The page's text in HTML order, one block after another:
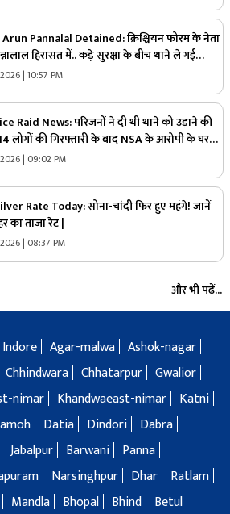
Pannalal Detained: क्रिश्चियन फोरम के नेता
हिरासत में.. कड़े सुरक्षा के बीच थाने ले गई
क्या है आरोप
| 10:57 PM
Raid News: परिजनों ने दी थी थाने को उड़ाने की
लोगों की गिरफ्तारी के बाद NSA के आरोपी के घर
छापा, जांच में मिली ये चौंकाने वाली चीज
| 09:02 PM
Rate Today: सोना-चांदी फिर हुए महंगे! जानें
का ताजा रेट |
| 08:37 PM
और भी पढ़ें...
Indore Agar-malwa Ashok-nagar
Chhindwara Chhatarpur Gwalior
nimar Khandwaeast-nimar
Katni
Datia Dindori
Dabra
Jabalpur Barwani
Panna
Narsinghpur Dhar
Ratlam
Mandla Bhopal Bhind
Betul